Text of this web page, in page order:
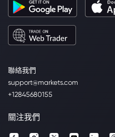
聯絡我們
support@markets.com
+12845680155
關注我們